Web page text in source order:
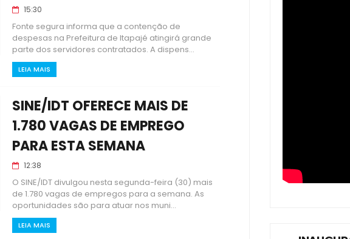
15:30
Fonte segura informa que a contenção de
despesas na Prefeitura de Itapajé atingirá grande
parte dos servidores contratados. A dispens...
LEIA MAIS
SINE/IDT OFERECE MAIS DE
1.780 VAGAS DE EMPREGO
PARA ESTA SEMANA
12:38
O SINE/IDT divulgou nesta segunda-feira (30) mais
de 1.780 vagas de empregos para a semana. As
oportunidades são para atuar nos muni...
LEIA MAIS